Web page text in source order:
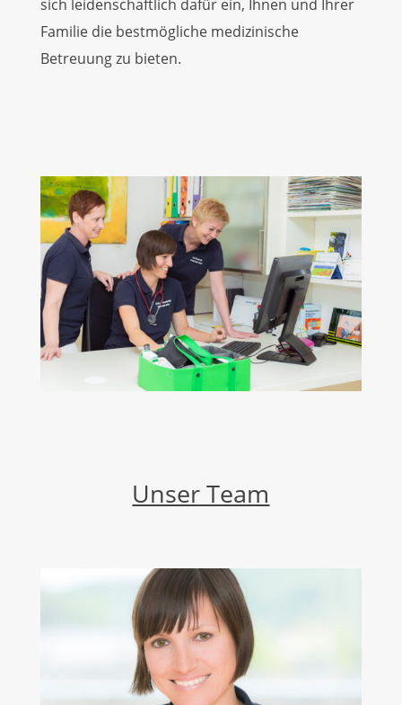
sich leidenschaftlich dafür ein, Ihnen und Ihrer
Familie die bestmögliche medizinische
Betreuung zu bieten.
Unser Team